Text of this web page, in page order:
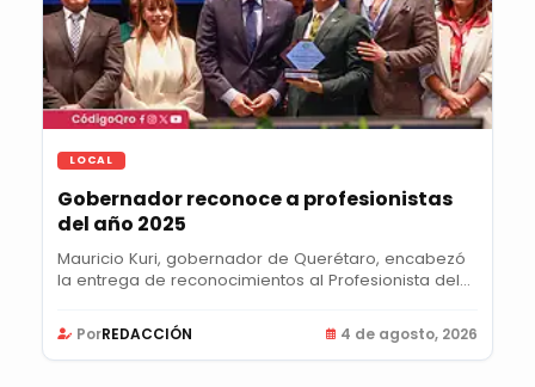
LOCAL
Gobernador reconoce a profesionistas
del año 2025
Mauricio Kuri, gobernador de Querétaro, encabezó
la entrega de reconocimientos al Profesionista del...
PorREDACCIÓN 4 de agosto, 2026